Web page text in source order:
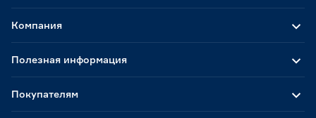
Компания
Полезная информация
Покупателям